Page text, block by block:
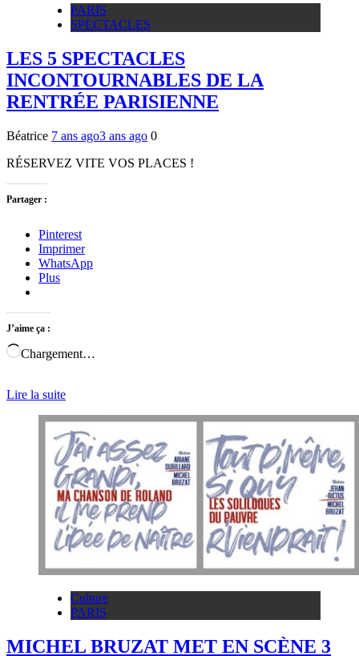
PARIS
SPECTACLES
LES 5 SPECTACLES
INCONTOURNABLES DE LA
RENTRÉE PARISIENNE
Béatrice 7 ans ago3 ans ago 0
RÉSERVEZ VITE VOS PLACES !
Partager :
Pinterest
Imprimer
WhatsApp
Plus
J’aime ça :
Chargement…
Lire la suite
Culture
PARIS
MICHEL BRUZAT MET EN SCÈNE 3